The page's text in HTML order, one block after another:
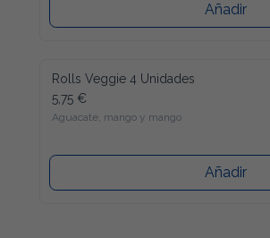
Añadir
Rolls Veggie 4 Unidades
5,75 €
Aguacate, mango y mango
Añadir